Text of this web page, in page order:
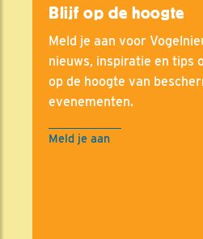
Blijf op de hoogte
Meld je aan voor
nieuws, inspiratie en tips
op de hoogte van
evenementen.
Meld je aan